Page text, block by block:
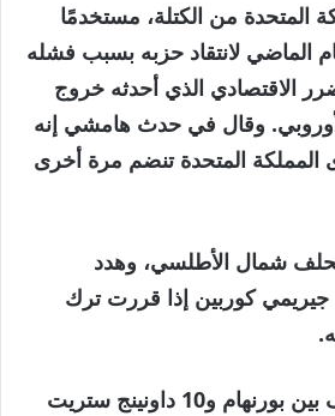
المتحدة من الكتلة، مستخدمًا
الماضي لانتقاد حزبه بسبب فشله
الاقتصادي الذي أحدثه خروج
وقال في حدث هامشي إنه
المملكة المتحدة تنضم مرة أخرى
شمال الأطلسي، وهدد
جيريمي كوربين إذا قررت ترك
ومع ذلك، فإن الوقوف بين بورنهام و10 داونينج ستريت